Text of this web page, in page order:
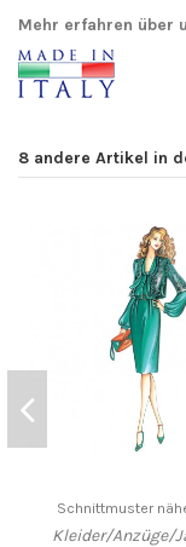
Mehr erfahren über
8 andere Artikel in
Schnittmuster
Kleider/Anzüge/